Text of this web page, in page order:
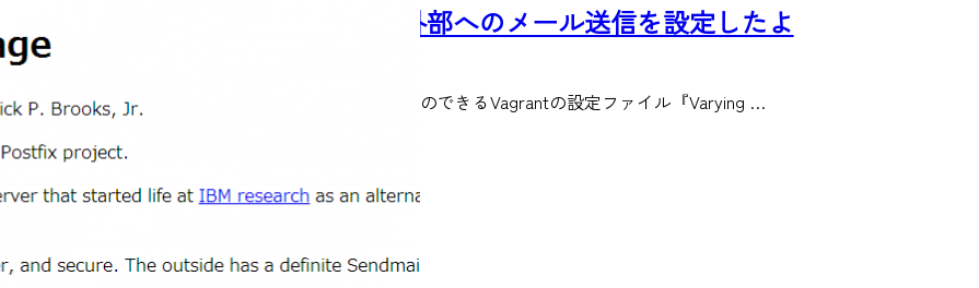
『Varying Vagrant Vagrants』から外部へのメール送信を設定したよ
WordPressに特化した仮想マシンをサクっと作ることのできるVagrantの設定ファイル『Varying …